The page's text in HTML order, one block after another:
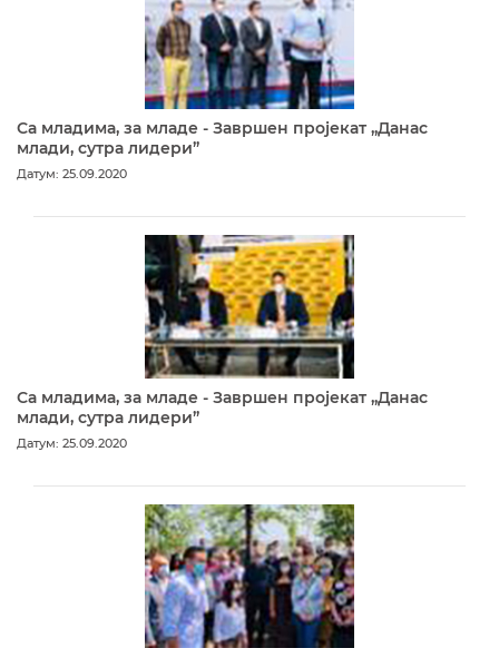
Са младима, за младе - Завршен пројекат „Данас
млади, сутра лидери”
Датум: 25.09.2020
Са младима, за младе - Завршен пројекат „Данас
млади, сутра лидери”
Датум: 25.09.2020